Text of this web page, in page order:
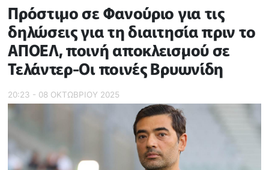
Πρόστιμο σε Φανούριο για τις
δηλώσεις για τη διαιτησία πριν το
ΑΠΟΕΛ, ποινή αποκλεισμού σε
Τελάντερ-Οι ποινές Βρυωνίδη
20:23 - 08 ΟΚΤΩΒΡΙΟΥ 2025